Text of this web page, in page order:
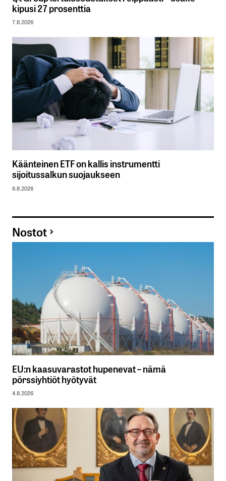
kipusi 27 prosenttia
7.8.2026
Käänteinen ETF on kallis instrumentti
sijoitussalkun suojaukseen
6.8.2026
Nostot
EU:n kaasuvarastot hupenevat – nämä
pörssiyhtiöt hyötyvät
4.8.2026